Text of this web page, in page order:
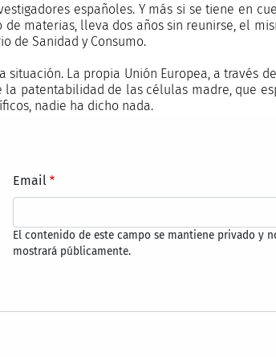
españoles. Y más si se tiene en
materias, lleva dos años sin reunirse, el
de Sanidad y Consumo.
La propia Unión Europea, a través
patentabilidad de las células madre, que
nadie ha dicho nada.
Email
El contenido de este campo se mantiene privado y
mostrará públicamente.